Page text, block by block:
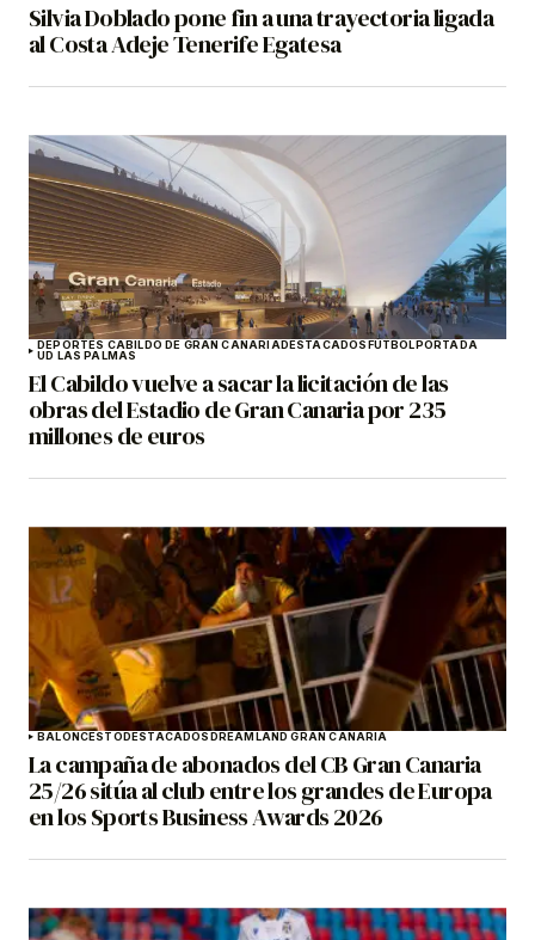
Silvia Doblado pone fin a una trayectoria ligada
al Costa Adeje Tenerife Egatesa
DEPORTES CABILDO DE GRAN CANARIADESTACADOSFÚTBOLPORTADA
UD LAS PALMAS
El Cabildo vuelve a sacar la licitación de las
obras del Estadio de Gran Canaria por 235
millones de euros
BALONCESTODESTACADOSDREAMLAND GRAN CANARIA
La campaña de abonados del CB Gran Canaria
25/26 sitúa al club entre los grandes de Europa
en los Sports Business Awards 2026